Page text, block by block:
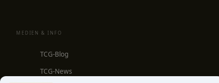
MEDIEN & INFO
TCG-Blog
TCG-News